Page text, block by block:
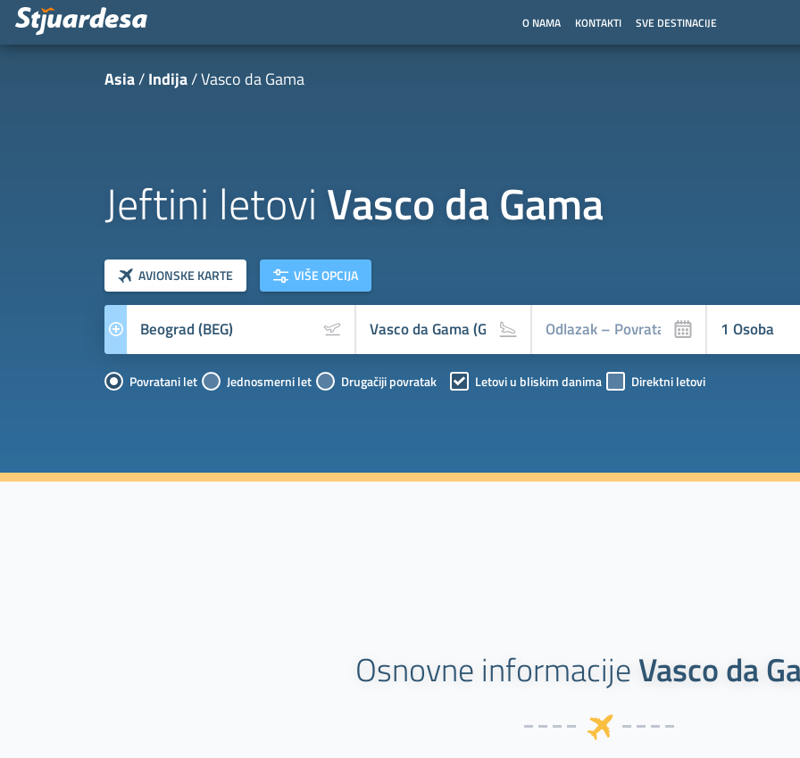
O NAMA KONTAKTI SVE DESTINACIJE
Asia Indija Vasco da Gama
Jeftini letovi Vasco da Gama
AVIONSKE KARTE Prevoznik
klasa letova
VIŠE OPCIJA
Povratani let Jednosmerni let Drugačiji povratak Letovi u bliskim danima Direktni letovi
Osnovne informacijeVasco da